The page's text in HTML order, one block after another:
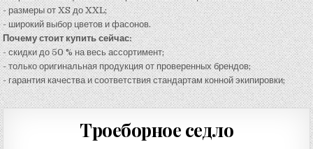
- размеры от XS до XXL;
- широкий выбор цветов и фасонов.
Почему стоит купить сейчас:
- скидки до 50 % на весь ассортимент;
- только оригинальная продукция от проверенных брендов;
- гарантия качества и соответствия стандартам конной экипировки;
Троеборное седло